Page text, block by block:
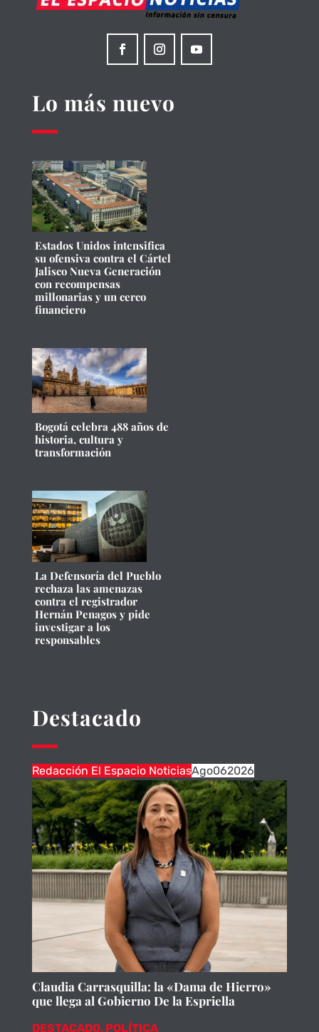
Lo más nuevo
Estados Unidos intensifica
su ofensiva contra el Cártel
Jalisco Nueva Generación
con recompensas
millonarias y un cerco
financiero
Bogotá celebra 488 años de
historia, cultura y
transformación
La Defensoría del Pueblo
rechaza las amenazas
contra el registrador
Hernán Penagos y pide
investigar a los
responsables
Destacado
Redacción El Espacio NoticiasAgo062026
Claudia Carrasquilla: la «Dama de Hierro»
que llega al Gobierno De la Espriella
DESTACADO, POLÍTICA